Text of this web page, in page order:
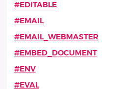
#EDITABLE
#EMAIL
#EMAIL_WEBMASTER
#EMBED_DOCUMENT
#ENV
#EVAL